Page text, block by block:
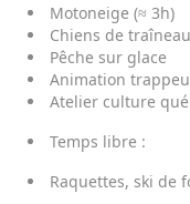
Motoneige (≈ 3h)
Chiens de traîneau
Pêche sur glace
Animation
Atelier culture
Temps libre :
Raquettes, ski de